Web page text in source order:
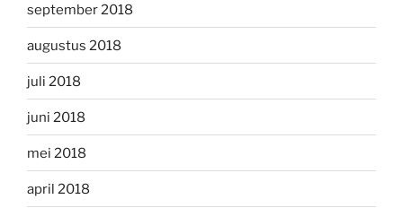
september 2018
augustus 2018
juli 2018
juni 2018
mei 2018
april 2018